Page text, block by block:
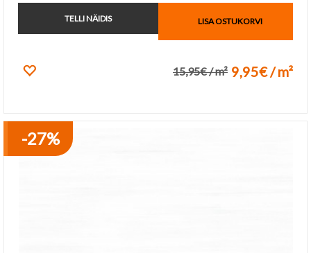
TELLI NÄIDIS LISA OSTUKORVI
15,95€ / m² 9,95€ / m²